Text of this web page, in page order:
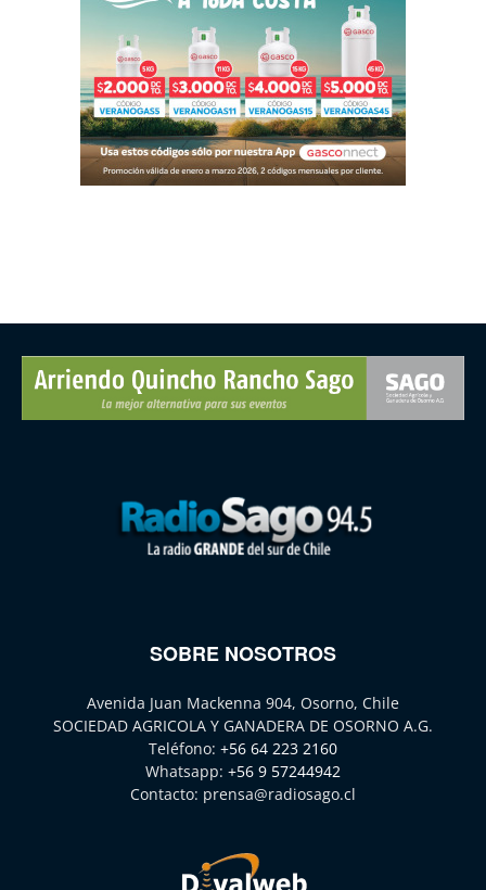
SOBRE NOSOTROS
Avenida Juan Mackenna 904, Osorno, Chile
SOCIEDAD AGRICOLA Y GANADERA DE OSORNO A.G.
Teléfono: +56 64 223 2160
Whatsapp: +56 9 57244942
Contacto: prensa@radiosago.cl